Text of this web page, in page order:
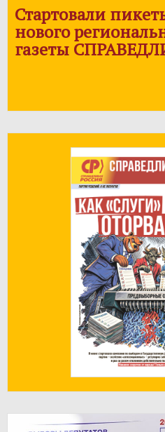
Стартовали
нового
газеты